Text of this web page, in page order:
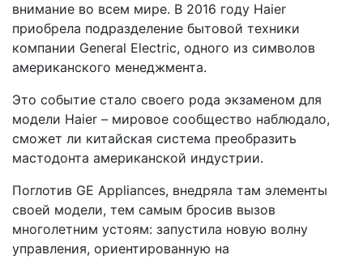
внимание во всем мире. В 2016 году Haier
приобрела подразделение бытовой техники
компании General Electric, одного из символов
американского менеджмента.
Это событие стало своего рода экзаменом для
модели Haier – мировое сообщество наблюдало,
сможет ли китайская система преобразить
мастодонта американской индустрии​.
Поглотив GE Appliances, внедряла там элементы
своей модели, тем самым бросив вызов
многолетним устоям: запустила новую волну
управления, ориентированную на